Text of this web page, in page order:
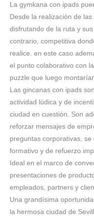
La gymkana con ipads
Desde la realización de
disfrutando de la ruta y
contrario, competitiva
realice. en este caso
el punto colaborativo con
puzzle que luego
Las gincanas con ipads
actividad lúdica y de
ciudad en cuestión. Son
reforzar mensajes de
preguntas corporativas,
formativo y de refuerzo
Ideal en el marco de
presentaciones de
empleados, partners y
Una grandísima
la hermosa ciudad de